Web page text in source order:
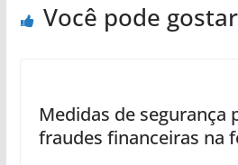
Você pode
Medidas de segurança
fraudes financeiras na